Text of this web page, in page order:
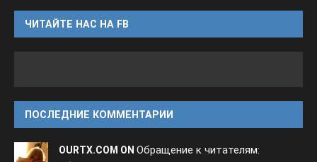
ЧИТАЙТЕ НАС НА FB
ПОСЛЕДНИЕ КОММЕНТАРИИ
OURTX.COM ON Обращение к читателям: